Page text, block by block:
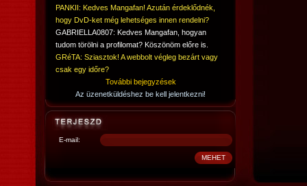
PANKII: Kedves Mangafan! Azután érdeklődnék,
hogy DvD-ket még lehetséges innen rendelni?
GABRIELLA0807: Kedves Mangafan, hogyan
tudom törölni a profilomat? Köszönöm előre is.
GRéTA: Sziasztok! A webbolt végleg bezárt vagy
csak egy időre?
További bejegyzések
Az üzenetküldéshez be kell jelentkezni!
E-mail: